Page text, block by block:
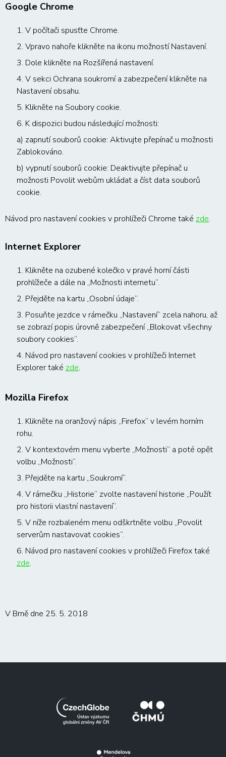
Google Chrome
1. V počítači spusťte Chrome.
2. Vpravo nahoře klikněte na ikonu možností Nastavení.
3. Dole klikněte na Rozšířená nastavení.
4. V sekci Ochrana soukromí a zabezpečení klikněte na
Nastavení obsahu.
5. Klikněte na Soubory cookie.
6. K dispozici budou následující možnosti:
a) zapnutí souborů cookie: Aktivujte přepínač u možnosti
Zablokováno.
b) vypnutí souborů cookie: Deaktivujte přepínač u
možnosti Povolit webům ukládat a číst data souborů
cookie.
Návod pro nastavení cookies v prohlížeči Chrome také zde.
Internet Explorer
1. Klikněte na ozubené kolečko v pravé horní části
prohlížeče a dále na „Možnosti internetu“.
2. Přejděte na kartu „Osobní údaje“.
3. Posuňte jezdce v rámečku „Nastavení“ zcela nahoru, až
se zobrazí popis úrovně zabezpečení „Blokovat všechny
soubory cookies“.
4. Návod pro nastavení cookies v prohlížeči Internet
Explorer také zde.
Mozilla Firefox
1. Klikněte na oranžový nápis „Firefox“ v levém horním
rohu.
2. V kontextovém menu vyberte „Možnosti“ a poté opět
volbu „Možnosti“.
3. Přejděte na kartu „Soukromí“.
4. V rámečku „Historie“ zvolte nastavení historie „Použít
pro historii vlastní nastavení“.
5. V níže rozbaleném menu odškrtněte volbu „Povolit
serverům nastavovat cookies“.
6. Návod pro nastavení cookies v prohlížeči Firefox také
zde.
V Brně dne 25. 5. 2018